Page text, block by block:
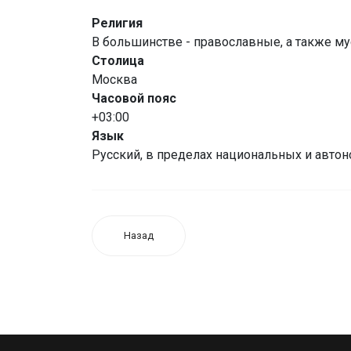
Религия
В большинстве - православные, а также
Столица
Москва
Часовой пояс
+03:00
Язык
Русский, в пределах национальных и
Назад